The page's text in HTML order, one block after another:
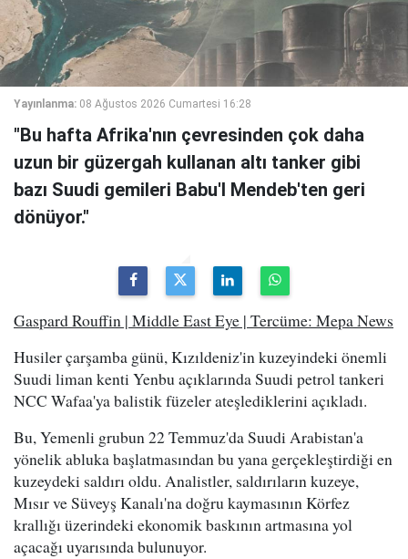
Yayınlanma: 08 Ağustos 2026 Cumartesi 16:28
"Bu hafta Afrika'nın çevresinden çok daha
uzun bir güzergah kullanan altı tanker gibi
bazı Suudi gemileri Babu'l Mendeb'ten geri
dönüyor."
Gaspard Rouffin | Middle East Eye | Tercüme: Mepa News
Husiler çarşamba günü, Kızıldeniz'in kuzeyindeki önemli
Suudi liman kenti Yenbu açıklarında Suudi petrol tankeri
NCC Wafaa'ya balistik füzeler ateşlediklerini açıkladı.
Bu, Yemenli grubun 22 Temmuz'da Suudi Arabistan'a
yönelik abluka başlatmasından bu yana gerçekleştirdiği en
kuzeydeki saldırı oldu. Analistler, saldırıların kuzeye,
Mısır ve Süveyş Kanalı'na doğru kaymasının Körfez
krallığı üzerindeki ekonomik baskının artmasına yol
açacağı uyarısında bulunuyor.